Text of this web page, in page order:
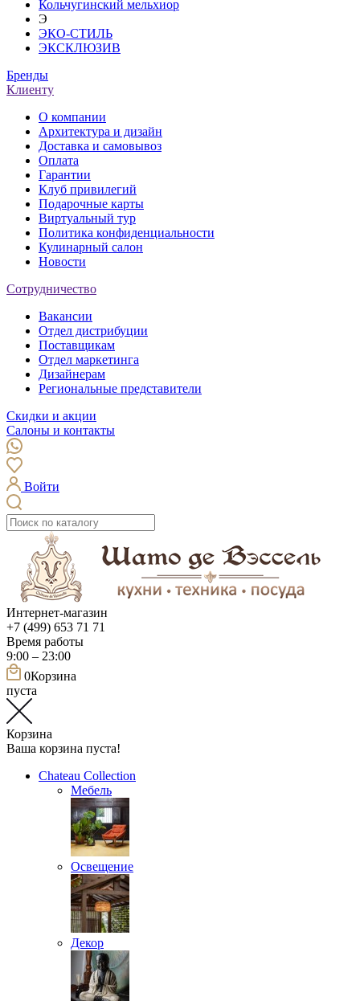
Кольчугинский мельхиор
Э
ЭКО-СТИЛЬ
ЭКСКЛЮЗИВ
Бренды
Клиенту
О компании
Архитектура и дизайн
Доставка и самовывоз
Оплата
Гарантии
Клуб привилегий
Подарочные карты
Виртуальный тур
Политика конфиденциальности
Кулинарный салон
Новости
Сотрудничество
Вакансии
Отдел дистрибуции
Поставщикам
Отдел маркетинга
Дизайнерам
Региональные представители
Скидки и акции
Салоны и контакты
Войти
Интернет-магазин
+7 (499) 653 71 71
Время работы
9:00 – 23:00
0Корзина
пуста
Корзина
Ваша корзина пуста!
Chateau Collection
Мебель
Освещение
Декор